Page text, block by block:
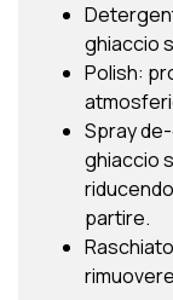
ghiaccio
Polish:
Spray
ghiaccio
partire.